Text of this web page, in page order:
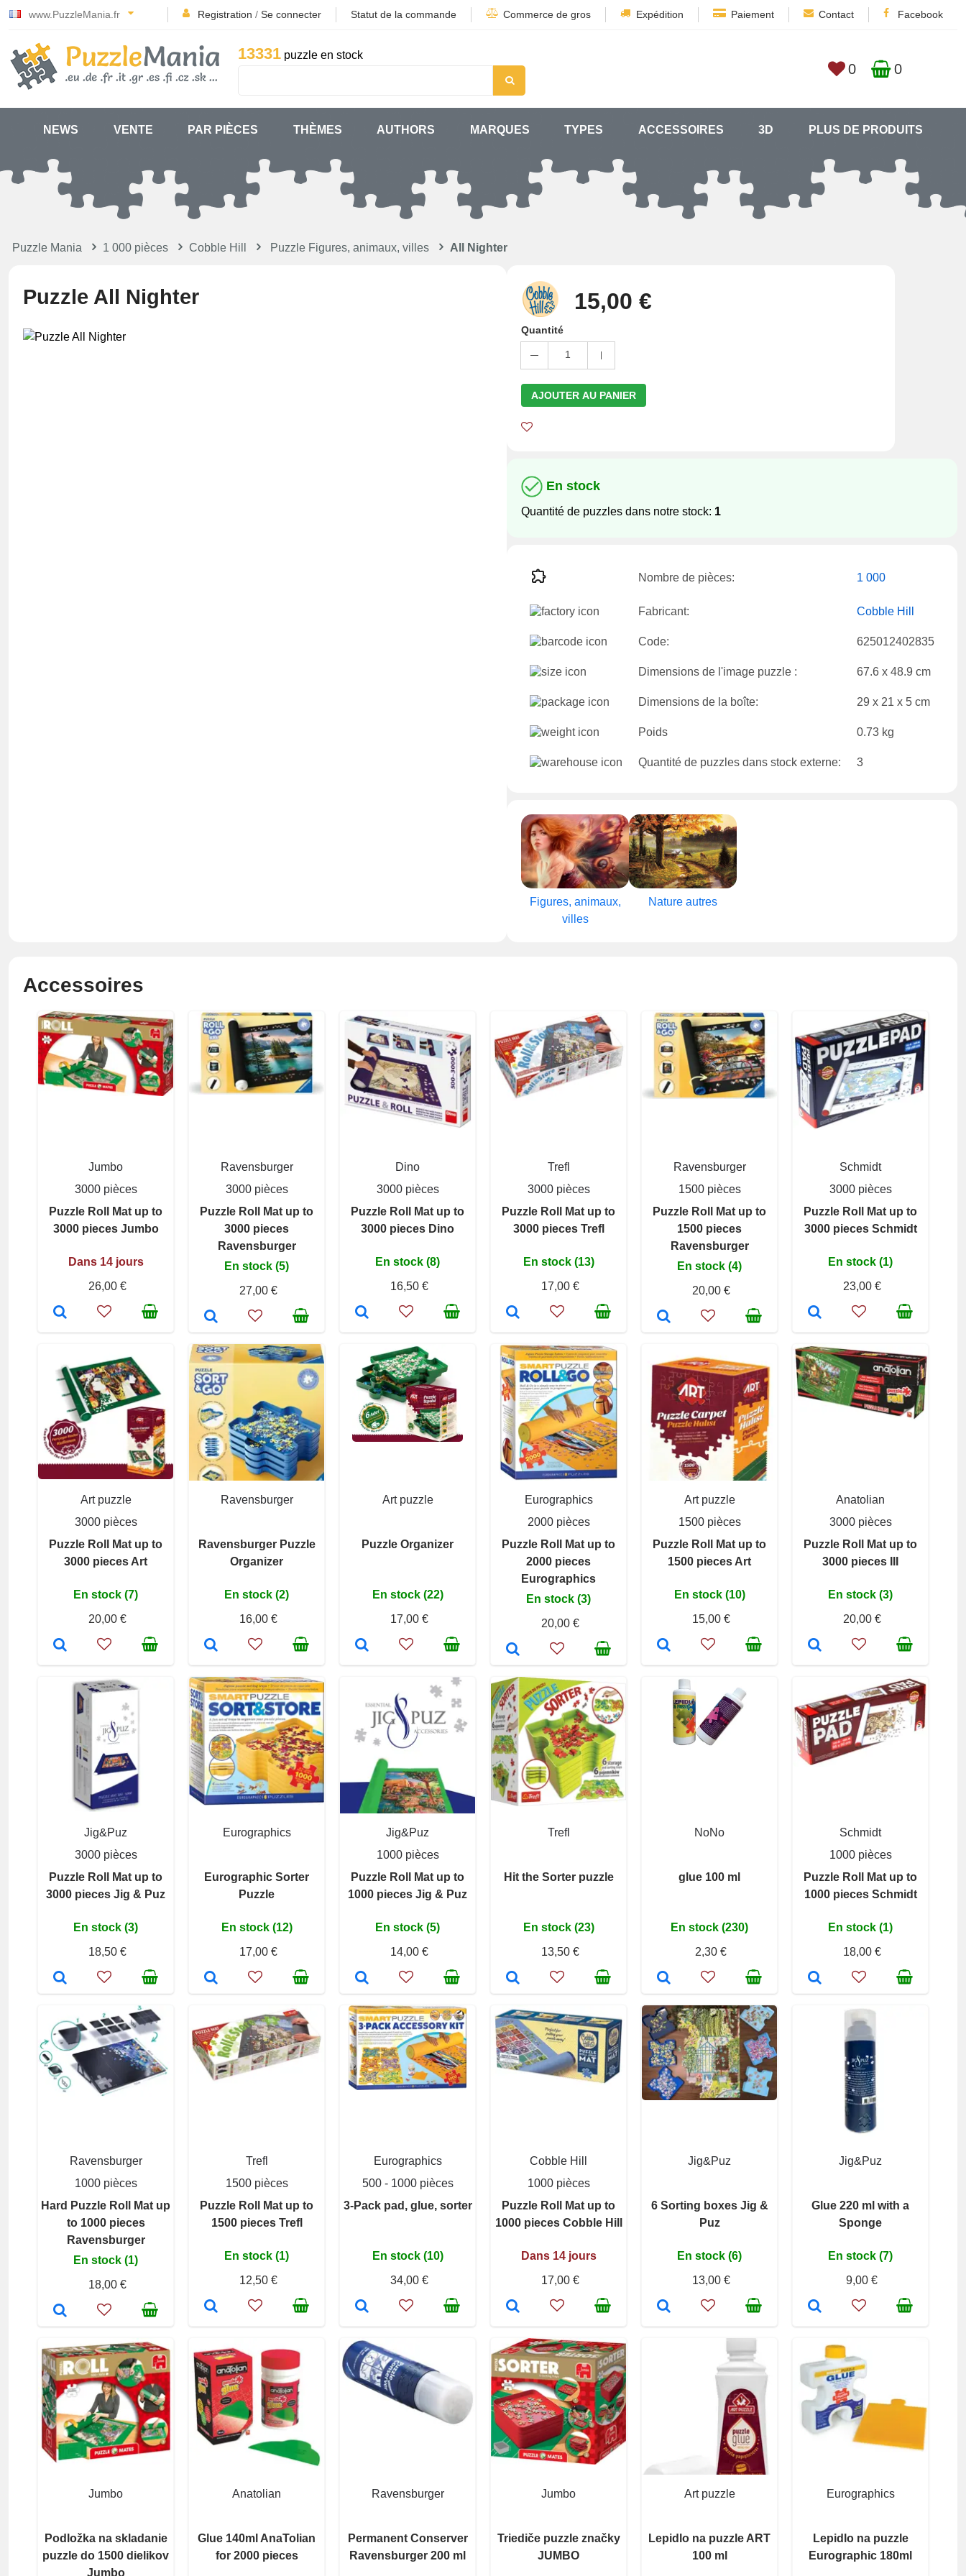
www.PuzzleMania.fr Registration / Se connecter Statut de la commande Commerce de gros Expédition Paiement Contact Facebook
13331 puzzle en stock
0 0
NEWS VENTE PAR PIÈCES THÈMES AUTHORS MARQUES TYPES ACCESSOIRES 3D PLUS DE PRODUITS
Puzzle Mania 1 000 pièces Cobble Hill Puzzle Figures, animaux, villes All Nighter
Puzzle All Nighter 15,00 €
Quantité
1
AJOUTER AU PANIER
En stock
Quantité de puzzles dans notre stock: 1
Nombre de pièces: 1 000
Fabricant: Cobble Hill
Code: 625012402835
Dimensions de l'image puzzle : 67.6 x 48.9 cm
Dimensions de la boîte: 29 x 21 x 5 cm
Poids 0.73 kg
Quantité de puzzles dans stock externe: 3
Figures, animaux,
villes
Nature autres
Accessoires
Jumbo
3000 pièces
Puzzle Roll Mat up to
3000 pieces Jumbo
Dans 14 jours
26,00 €
Ravensburger
3000 pièces
Puzzle Roll Mat up to
3000 pieces
Ravensburger
En stock (5)
27,00 €
Dino
3000 pièces
Puzzle Roll Mat up to
3000 pieces Dino
En stock (8)
16,50 €
Trefl
3000 pièces
Puzzle Roll Mat up to
3000 pieces Trefl
En stock (13)
17,00 €
Ravensburger
1500 pièces
Puzzle Roll Mat up to
1500 pieces
Ravensburger
En stock (4)
20,00 €
Schmidt
3000 pièces
Puzzle Roll Mat up to
3000 pieces Schmidt
En stock (1)
23,00 €
Art puzzle
3000 pièces
Puzzle Roll Mat up to
3000 pieces Art
En stock (7)
20,00 €
Ravensburger
Ravensburger Puzzle
Organizer
En stock (2)
16,00 €
Art puzzle
Puzzle Organizer
En stock (22)
17,00 €
Eurographics
2000 pièces
Puzzle Roll Mat up to
2000 pieces
Eurographics
En stock (3)
20,00 €
Art puzzle
1500 pièces
Puzzle Roll Mat up to
1500 pieces Art
En stock (10)
15,00 €
Anatolian
3000 pièces
Puzzle Roll Mat up to
3000 pieces III
En stock (3)
20,00 €
Jig&Puz
3000 pièces
Puzzle Roll Mat up to
3000 pieces Jig & Puz
En stock (3)
18,50 €
Eurographics
Eurographic Sorter
Puzzle
En stock (12)
17,00 €
Jig&Puz
1000 pièces
Puzzle Roll Mat up to
1000 pieces Jig & Puz
En stock (5)
14,00 €
Trefl
Hit the Sorter puzzle
En stock (23)
13,50 €
NoNo
glue 100 ml
En stock (230)
2,30 €
Schmidt
1000 pièces
Puzzle Roll Mat up to
1000 pieces Schmidt
En stock (1)
18,00 €
Ravensburger
1000 pièces
Hard Puzzle Roll Mat up
to 1000 pieces
Ravensburger
En stock (1)
18,00 €
Trefl
1500 pièces
Puzzle Roll Mat up to
1500 pieces Trefl
En stock (1)
12,50 €
Eurographics
500 - 1000 pièces
3-Pack pad, glue, sorter
En stock (10)
34,00 €
Cobble Hill
1000 pièces
Puzzle Roll Mat up to
1000 pieces Cobble Hill
Dans 14 jours
17,00 €
Jig&Puz
6 Sorting boxes Jig &
Puz
En stock (6)
13,00 €
Jig&Puz
Glue 220 ml with a
Sponge
En stock (7)
9,00 €
Jumbo
Podložka na skladanie
puzzle do 1500 dielikov
Jumbo
Anatolian
Glue 140ml AnaTolian
for 2000 pieces
Ravensburger
Permanent Conserver
Ravensburger 200 ml
Jumbo
Triediče puzzle značky
JUMBO
Art puzzle
Lepidlo na puzzle ART
100 ml
Eurographics
Lepidlo na puzzle
Eurographic 180ml